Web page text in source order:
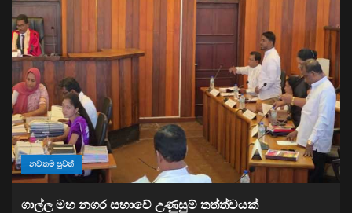
නවතම පුවත්
ගාල්ල මහ නගර සභාවේ උණුසුම් තත්ත්වයක්